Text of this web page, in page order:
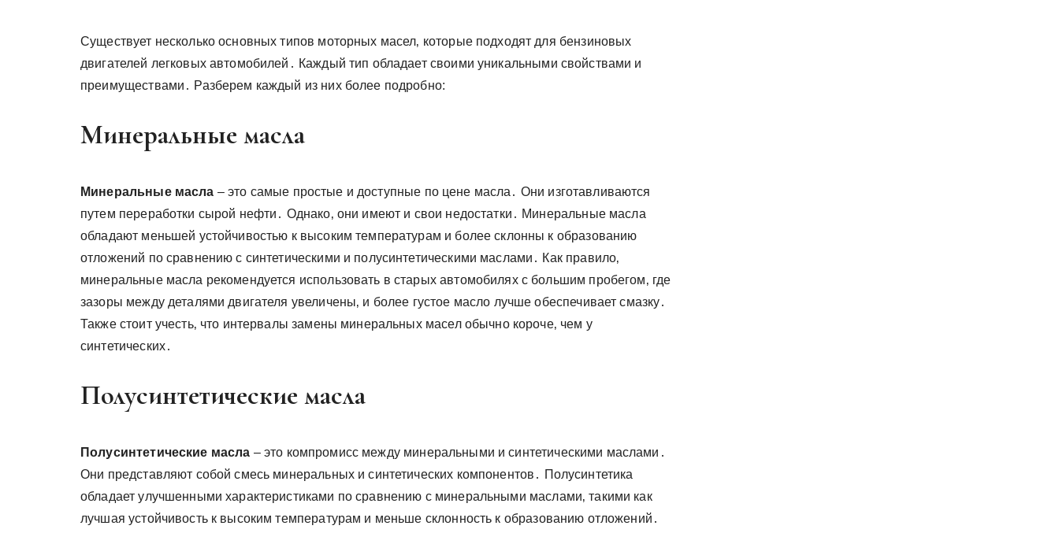
Существует несколько основных типов моторных масел‚ которые подходят для бензиновых
двигателей легковых автомобилей․ Каждый тип обладает своими уникальными свойствами и
преимуществами․ Разберем каждый из них более подробно:
Минеральные масла
Минеральные масла – это самые простые и доступные по цене масла․ Они изготавливаются
путем переработки сырой нефти․ Однако‚ они имеют и свои недостатки․ Минеральные масла
обладают меньшей устойчивостью к высоким температурам и более склонны к образованию
отложений по сравнению с синтетическими и полусинтетическими маслами․ Как правило‚
минеральные масла рекомендуется использовать в старых автомобилях с большим пробегом‚ где
зазоры между деталями двигателя увеличены‚ и более густое масло лучше обеспечивает смазку․
Также стоит учесть‚ что интервалы замены минеральных масел обычно короче‚ чем у
синтетических․
Полусинтетические масла
Полусинтетические масла – это компромисс между минеральными и синтетическими маслами․
Они представляют собой смесь минеральных и синтетических компонентов․ Полусинтетика
обладает улучшенными характеристиками по сравнению с минеральными маслами‚ такими как
лучшая устойчивость к высоким температурам и меньше склонность к образованию отложений․